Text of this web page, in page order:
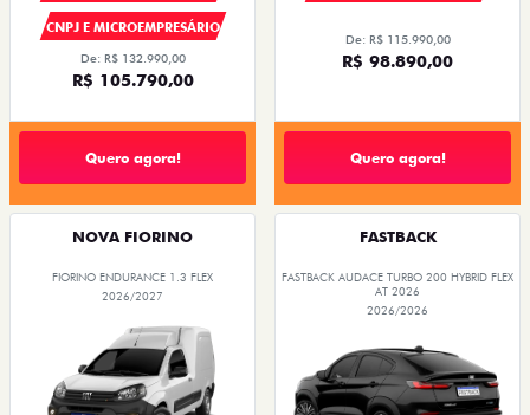
CNPJ E MICROEMPRESÁRIO
De: R$ 132.990,00
R$ 105.790,00
Quero agora!
De: R$ 115.990,00
R$ 98.890,00
Quero agora!
NOVA FIORINO
FIORINO ENDURANCE 1.3 FLEX
2026/2027
FASTBACK
FASTBACK AUDACE TURBO 200 HYBRID FLEX
AT 2026
2026/2026